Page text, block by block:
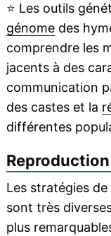
⭐ Les outils
génomedes
comprendre les
jacents à des
communication
des castes et la
différentes
Reproduction
Les stratégies
sont très
plus